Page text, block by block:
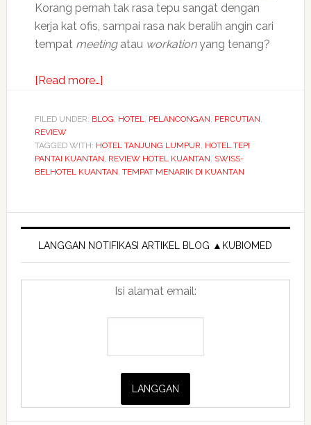
Korang pernah tak rasa tepu sangat dengan
kerja kat ofis, sampai rasa nak beralih angin cari
tempat meetingatau workationyang tenang?
[Read more…]about
Ke?
Jujur
Menginap
di
Swiss-
Belhotel
Kuantan
(Ada
View
FILED UNDER: BLOG, HOTEL, PELANCONGAN, PERCUTIAN,
REVIEW
TAGGED WITH: HOTEL TANJUNG LUMPUR, HOTEL TEPI
PANTAI KUANTAN, REVIEW HOTEL KUANTAN, SWISS-
BELHOTEL KUANTAN, TEMPAT MENARIK DI KUANTAN
Primary
Sidebar
LANGGAN NOTIFIKASI ARTIKEL BLOG ▲KUBIOMED
Isi alamat email: